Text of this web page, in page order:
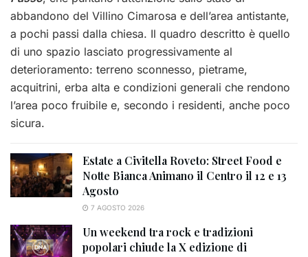
abbandono del Villino Cimarosa e dell’area antistante,
a pochi passi dalla chiesa. Il quadro descritto è quello
di uno spazio lasciato progressivamente al
deterioramento: terreno sconnesso, pietrame,
acquitrini, erba alta e condizioni generali che rendono
l’area poco fruibile e, secondo i residenti, anche poco
sicura.
Estate a Civitella Roveto: Street Food e
Notte Bianca Animano il Centro il 12 e 13
Agosto
7 AGOSTO 2026
Un weekend tra rock e tradizioni
popolari chiude la X edizione di